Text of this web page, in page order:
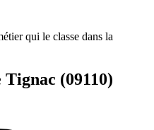
qui le classe dans la
(09110)